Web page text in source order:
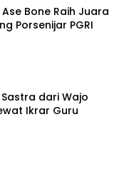
Bone Raih Juara
Porsenijar PGRI
dari Wajo
Ikrar Guru